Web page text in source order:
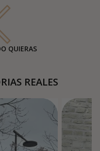
QUIERAS
REALES